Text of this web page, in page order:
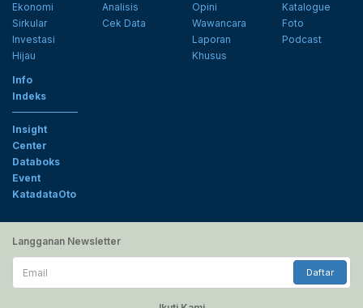
Ekonomi
Sirkular
Investasi
Hijau
Analisis
Cek Data
Opini
Wawancara
Laporan
Khusus
Katalogue
Foto
Podcast
Info
Indeks
Insight
Center
Databoks
Event
KatadataOto
Langganan Newsletter
Email
Daftar